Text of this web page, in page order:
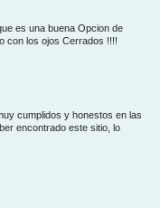
es una buena Opcion de
con los ojos Cerrados !!!!
cumplidos y honestos en las
encontrado este sitio, lo